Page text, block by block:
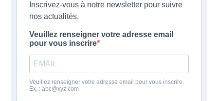
Inscrivez-vous à notre newsletter pour suivre
nos actualités.
Veuillez renseigner votre adresse email
pour vous inscrire
Veuillez renseigner votre adresse email pour vous inscrire.
Ex. :abc@xyz.com